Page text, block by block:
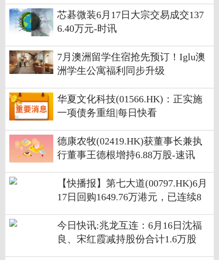
芯碁微装6月17日大宗交易成交137
6.40万元-时讯
7月澳洲留学住宿抢先预订！Iglu澳
洲学生公寓福利同步升级
华夏文化科技(01566.HK)：正实施
一项债务重组|每日快看
德康农牧(02419.HK)获董事长兼执
行董事王德根增持6.88万股-速讯
【快播报】第七大道(00797.HK)6月
17日回购1649.76万港元，已连续8
今日快讯:兆龙互连：6月16日沈福
良、宋红霞减持股份合计1.6万股